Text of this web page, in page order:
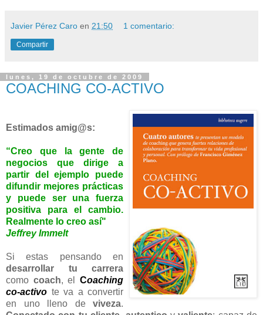
Javier Pérez Caro en 21:50 1 comentario:
Compartir
lunes, 19 de octubre de 2009
COACHING CO-ACTIVO
Estimados amig@s:
“Creo que la gente de
negocios que dirige a
partir del ejemplo puede
difundir mejores prácticas
y puede ser una fuerza
positiva para el cambio.
Realmente lo creo así"
Jeffrey Immelt
Si estas pensando en
desarrollar tu carrera
como coach, elCoaching
co-activo te va a convertir
en uno lleno de viveza.